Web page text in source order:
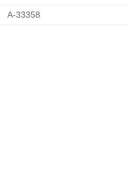
A-33358